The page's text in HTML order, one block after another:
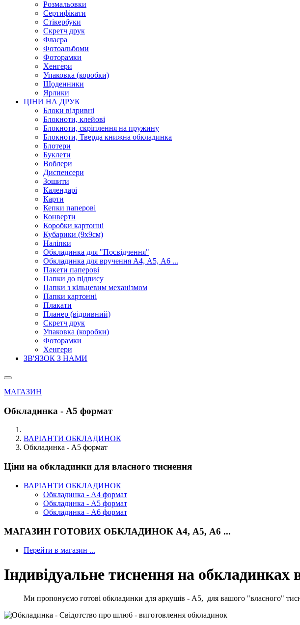
Розмальовки
Сертифікати
Стікербуки
Скретч друк
Флаєра
Фотоальбоми
Фоторамки
Хенгери
Упаковка (коробки)
Щоденники
Ярлики
ЦІНИ НА ДРУК
Блоки відривні
Блокноти, клейові
Блокноти, скріплення на пружину
Блокноти, Тверда книжна обкладинка
Блотери
Буклети
Воблери
Диспенсери
Зошити
Календарі
Карти
Кепки паперові
Конверти
Коробки картонні
Кубарики (9х9см)
Наліпки
Обкладинка для "Посвідчення"
Обкладинка для вручення А4, А5, А6 ...
Пакети паперові
Папки до підпису
Папки з кільцевим механізмом
Папки картонні
Плакати
Планер (відривний)
Скретч друк
Упаковка (коробки)
Фоторамки
Хенгери
ЗВ'ЯЗОК З НАМИ
МАГАЗИН
Обкладинка - А5 формат
ВАРІАНТИ ОБКЛАДИНОК
Обкладинка - А5 формат
Ціни на обкладинки для власного тиснення
ВАРІАНТИ ОБКЛАДИНОК
Обкладинка - А4 формат
Обкладинка - А5 формат
Обкладинка - А6 формат
МАГАЗИН ГОТОВИХ ОБКЛАДИНОК А4, А5, А6 ...
Перейти в магазин ...
Індивідуальне тиснення на
Ми пропонуємо готові обкладинки для аркушів - А5, для вашого "власного"